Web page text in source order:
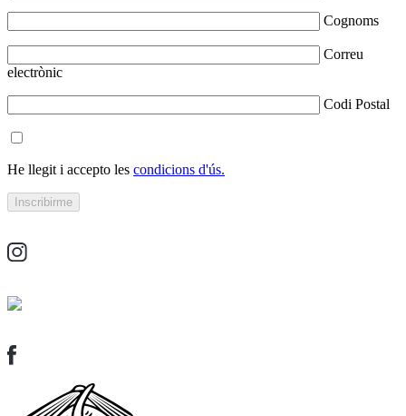
Cognoms
Correu
electrònic
Codi Postal
He llegit i accepto les condicions d'ús.